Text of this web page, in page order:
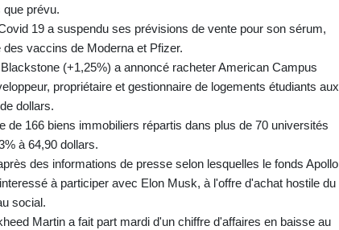
prévu.
19 a suspendu ses prévisions de vente pour son sérum,
vaccins de Moderna et Pfizer.
(+1,25%) a annoncé racheter American Campus
propriétaire et gestionnaire de logements étudiants aux
dollars.
de 166 biens immobiliers répartis dans plus de 70 universités
à 64,90 dollars.
des informations de presse selon lesquelles le fonds Apollo
à participer avec Elon Musk, à l'offre d'achat hostile du
social.
Martin a fait part mardi d'un chiffre d'affaires en baisse au